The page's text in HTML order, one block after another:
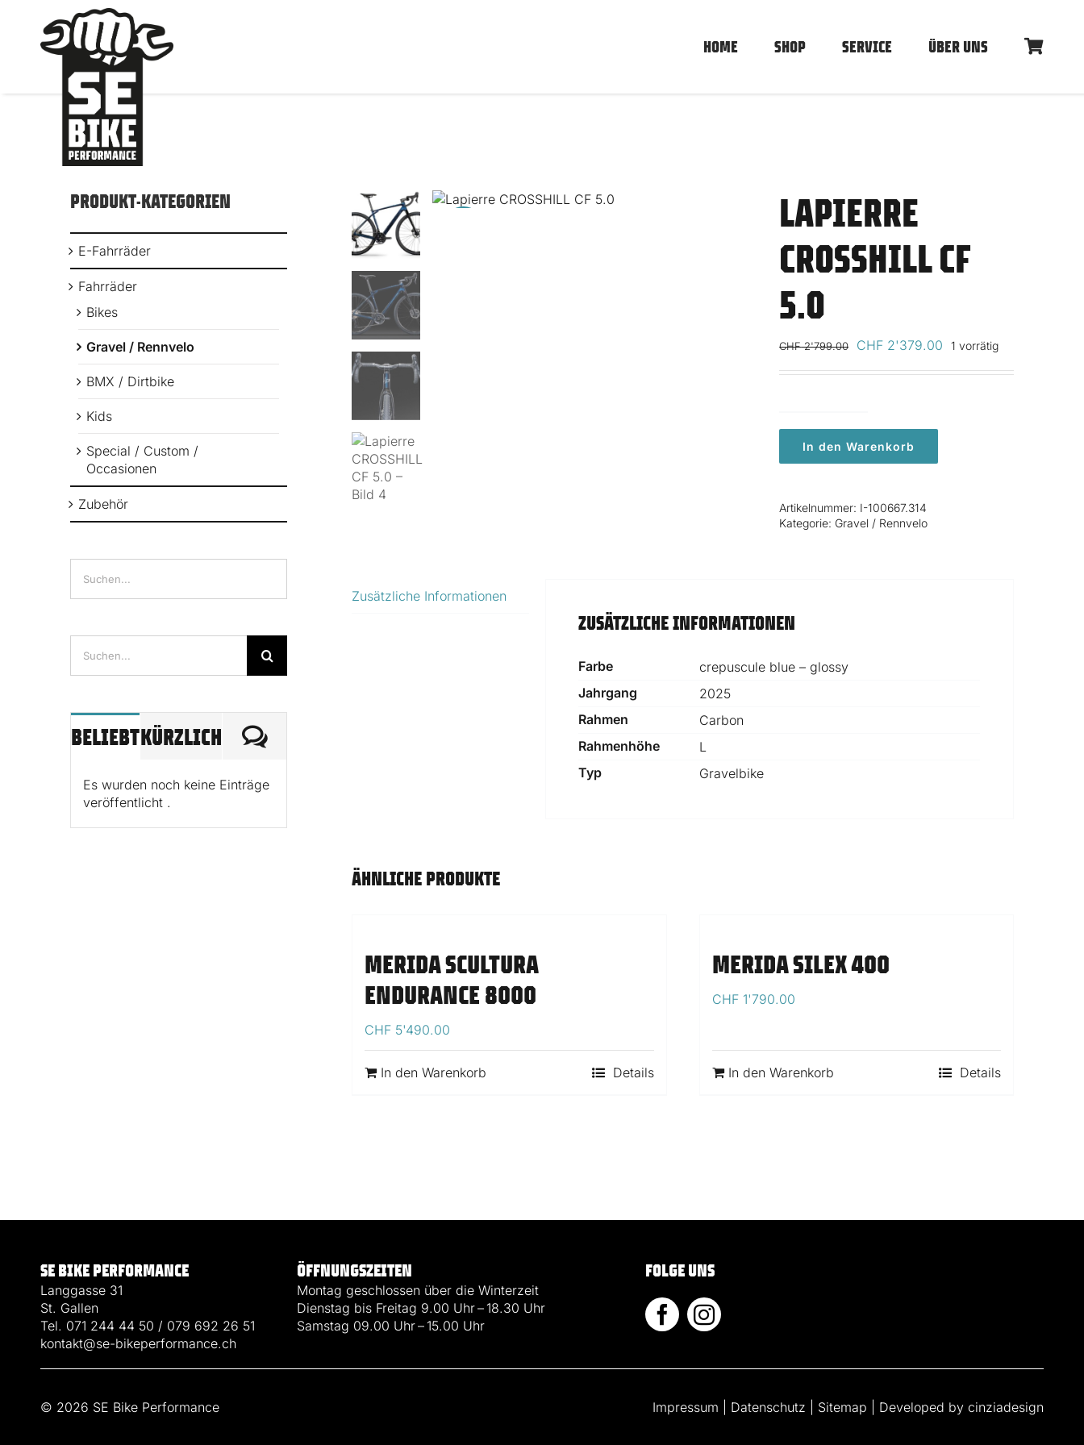
springen
HOME SHOP SERVICE ÜBER UNS
LAPIERRE
CROSSHILL CF
5.0
CHF2'799.00
Ursprünglicher
war:
CHF 2'379.00 Aktueller
ist:
1 vorrätig
CF
In den Warenkorb
Artikelnummer: I-100667.314
Kategorie: Gravel / Rennvelo
Zusätzliche Informationen
ZUSÄTZLICHE INFORMATIONEN
Farbe
crepuscule blue – glossy
Jahrgang
2025
Rahmen
Carbon
Rahmenhöhe
L
Typ
Gravelbike
ÄHNLICHE PRODUKTE
MERIDA SCULTURA
ENDURANCE 8000
CHF 5'490.00
In den Warenkorb Details
MERIDA SILEX 400
CHF1'790.00
In den Warenkorb Details
PRODUKT-KATEGORIEN
E-Fahrräder
Fahrräder
Bikes
Gravel / Rennvelo
BMX / Dirtbike
Kids
Special / Custom /
Occasionen
Zubehör
nach:
BELIEBTKÜRZLICH KOMMENTARE
Es wurden noch keine Einträge
veröffentlicht .
SE BIKE PERFORMANCE
Langgasse 31
St. Gallen
Tel. 071 244 44 50 / 079 692 26 51
kontakt@se-bikeperformance.ch
ÖFFNUNGSZEITEN
Montag geschlossen über die Winterzeit
Dienstag bis Freitag 9.00 Uhr – 18.30 Uhr
Samstag 09.00 Uhr – 15.00 Uhr
FOLGE UNS
© 2026 SE Bike Performance Impressum Datenschutz Sitemap | Developed by cinziadesign